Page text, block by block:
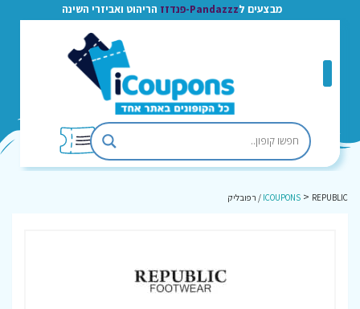
מבצעים לPandazzz-פנדזז הריהוט ואביזרי השינה
ICOUPONS > REPUBLIC / רפובליק